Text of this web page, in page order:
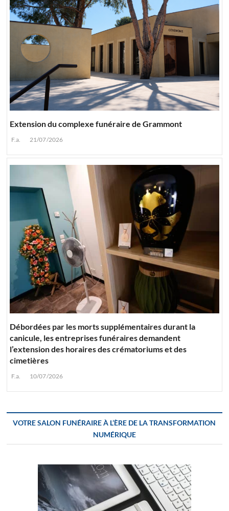
Extension du complexe funéraire de Grammont
F.a. 21/07/2026
Débordées par les morts supplémentaires durant la
canicule, les entreprises funéraires demandent
l’extension des horaires des crématoriums et des
cimetières
F.a. 10/07/2026
VOTRE SALON FUNÉRAIRE À L’ÈRE DE LA TRANSFORMATION
NUMÉRIQUE